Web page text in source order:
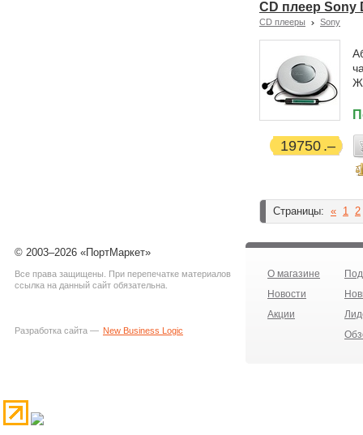
CD плеер Sony
CD плееры Sony
19750
Страницы: « 1 2
© 2003–2026 «ПортМаркет»
Все права защищены. При перепечатке материалов
ссылка на данный сайт обязательна.
Разработка сайта — New Business Logic
О магазине
Новости
Акции